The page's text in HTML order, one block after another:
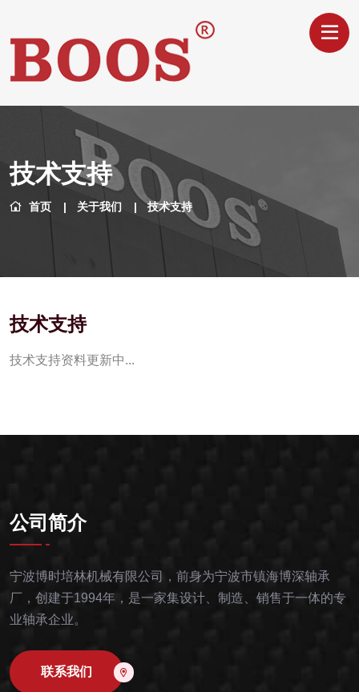
技术支持
首页 关于我们 技术支持
技术支持
技术支持资料更新中...
公司简介
宁波博时培林机械有限公司，前身为宁波市镇海博深轴承
厂，创建于1994年，是一家集设计、制造、销售于一体的专
业轴承企业。
联系我们